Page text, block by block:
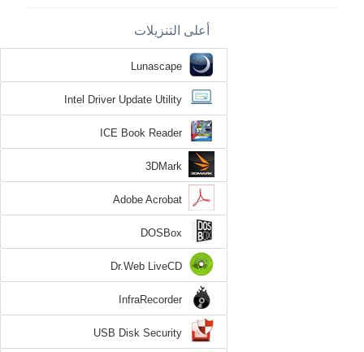
أعلى التنزيلات
Lunascape
Intel Driver Update Utility
ICE Book Reader
3DMark
Adobe Acrobat
DOSBox
Dr.Web LiveCD
InfraRecorder
USB Disk Security